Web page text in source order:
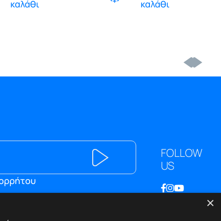
καλάθι
καλάθι
FOLLOW
US
×